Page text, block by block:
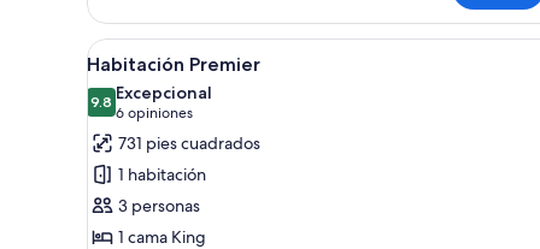
Room
with
Private
Plunge
Pool
Abrir
todas
las
fotos
de
Habitación
Premier
Habitación de hotel con
7
Habitación Premier
9.89.8 de 10
Excepcional
6 opiniones
(6
opiniones)
731 pies cuadrados
1 habitación
3 personas
1 cama King